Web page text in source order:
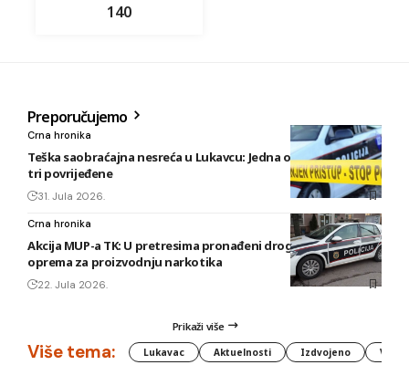
140
Preporučujemo
Crna hronika
Teška saobraćajna nesreća u Lukavcu: Jedna osoba poginula,
tri povrijeđene
31. Jula 2026.
Crna hronika
Akcija MUP-a TK: U pretresima pronađeni droga, oružje i
oprema za proizvodnju narkotika
22. Jula 2026.
Prikaži više
Više tema: Lukavac Aktuelnosti Izdvojeno